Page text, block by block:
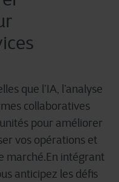
que l’IA, l’analyse
collaboratives
pour améliorer
vos opérations et
marché.En intégrant
anticipez les défis